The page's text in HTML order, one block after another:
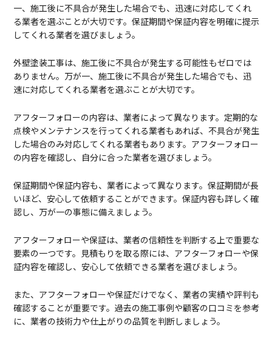
一、施工後に不具合が発生した場合でも、迅速に対応してくれ
る業者を選ぶことが大切です。保証期間や保証内容を明確に提示
してくれる業者を選びましょう。
外壁塗装工事は、施工後に不具合が発生する可能性もゼロでは
ありません。万が一、施工後に不具合が発生した場合でも、迅
速に対応してくれる業者を選ぶことが大切です。
アフターフォローの内容は、業者によって異なります。定期的な
点検やメンテナンスを行ってくれる業者もあれば、不具合が発生
した場合のみ対応してくれる業者もあります。アフターフォロー
の内容を確認し、自分に合った業者を選びましょう。
保証期間や保証内容も、業者によって異なります。保証期間が長
いほど、安心して依頼することができます。保証内容も詳しく確
認し、万が一の事態に備えましょう。
アフターフォローや保証は、業者の信頼性を判断する上で重要な
要素の一つです。見積もりを取る際には、アフターフォローや保
証内容を確認し、安心して依頼できる業者を選びましょう。
また、アフターフォローや保証だけでなく、業者の実績や評判も
確認することが重要です。過去の施工事例や顧客の口コミを参考
に、業者の技術力や仕上がりの品質を判断しましょう。